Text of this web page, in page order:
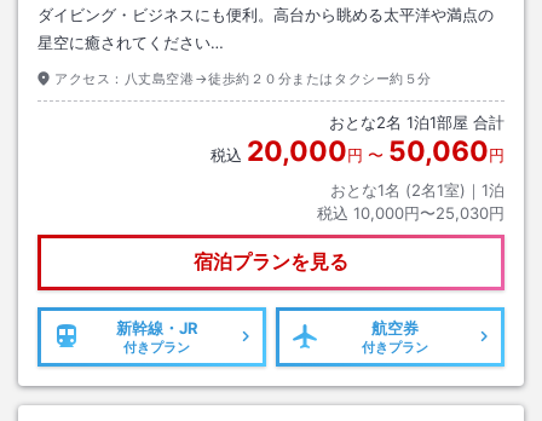
ダイビング・ビジネスにも便利。高台から眺める太平洋や満点の
星空に癒されてください…
アクセス： 八丈島空港→徒歩約２０分またはタクシー約５分
おとな2名 1泊1部屋 合計
税込 20,000円 〜 50,060円
おとな1名 (2名1室)｜ 1泊
税込 10,000円〜25,030円
宿泊プランを見る
新幹線・JR
付きプラン
航空券
付きプラン